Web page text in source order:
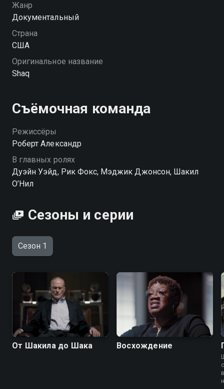
Жанр
Документальный
Страна
США
Оригинальное название
Shaq
Съёмочная команда
Режиссёры
Роберт Александр
В главных ролях
Дуэйн Уэйд, Рик Фокс, Мэджик Джонсон, Шакил
О’Нил
Сезоны и серии
Сезон 1
От Шакила до Шака Восхождение